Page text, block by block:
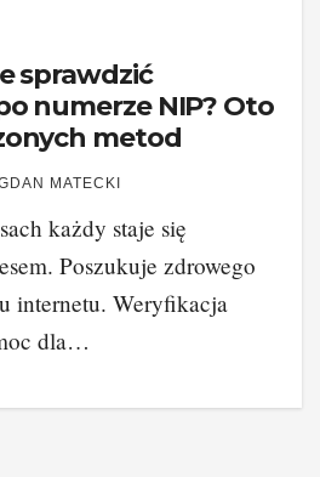
sprawdzić
numerze NIP? Oto
metod
MATECKI
każdy staje się
Poszukuje zdrowego
internetu. Weryfikacja
dla…